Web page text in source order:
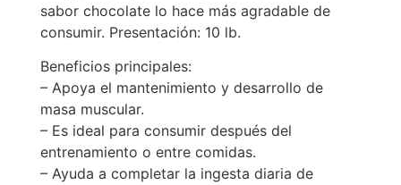
sabor chocolate lo hace más agradable de
consumir. Presentación: 10 lb.
Beneficios principales:
– Apoya el mantenimiento y desarrollo de
masa muscular.
– Es ideal para consumir después del
entrenamiento o entre comidas.
– Ayuda a completar la ingesta diaria de